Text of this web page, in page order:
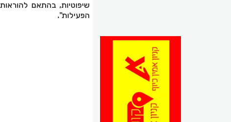
שיפוטיות, בהתאם
הפעילות".